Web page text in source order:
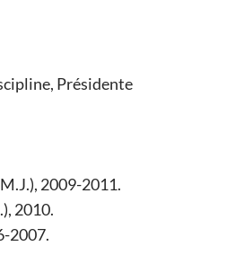
Présidente
2009-2011.
2010.
2007.